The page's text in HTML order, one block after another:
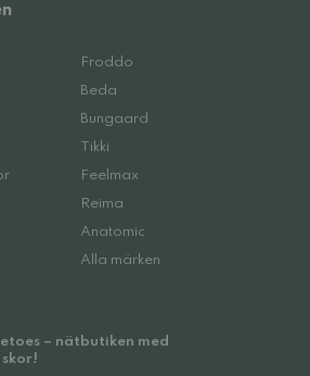
Froddo
Beda
Bungaard
Tikki
Feelmax
Reima
Anatomic
Alla märken
– nätbutiken med